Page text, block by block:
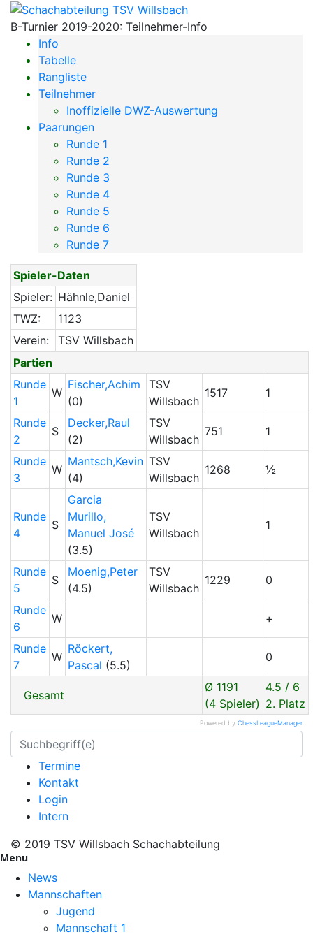
B-Turnier 2019-2020: Teilnehmer-Info
Info
Tabelle
Rangliste
Teilnehmer
Inoffizielle DWZ-Auswertung
Paarungen
Runde 1
Runde 2
Runde 3
Runde 4
Runde 5
Runde 6
Runde 7
Spieler-Daten
Spieler: Hähnle,Daniel
TWZ:
1123
Verein:
TSV Willsbach
Partien
Runde
1
W
Fischer,Achim
(0)
TSV
Willsbach
1517 1
Runde
2
S
Decker,Raul
(2)
TSV
Willsbach
751 1
Runde
3
W
Mantsch,Kevin
(4)
TSV
Willsbach
1268 ½
Runde
4
S
Garcia
Murillo,
Manuel José
(3.5)
TSV
Willsbach
1
Runde
5
S
Moenig,Peter
(4.5)
TSV
Willsbach
1229 0
Runde
6
W +
Runde
7
W
Röckert,
Pascal (5.5)
0
Gesamt
Ø 1191
(4 Spieler)
4.5 / 6
2. Platz
Powered by ChessLeagueManager
Termine
Kontakt
Login
Intern
© 2019 TSV Willsbach Schachabteilung
Menu
News
Mannschaften
Jugend
Mannschaft 1